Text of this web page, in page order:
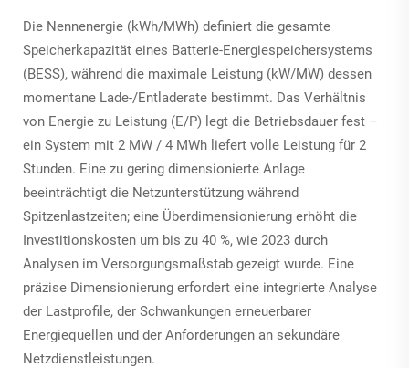
Die Nennenergie (kWh/MWh) definiert die gesamte
Speicherkapazität eines Batterie-Energiespeichersystems
(BESS), während die maximale Leistung (kW/MW) dessen
momentane Lade-/Entladerate bestimmt. Das Verhältnis
von Energie zu Leistung (E/P) legt die Betriebsdauer fest –
ein System mit 2 MW / 4 MWh liefert volle Leistung für 2
Stunden. Eine zu gering dimensionierte Anlage
beeinträchtigt die Netzunterstützung während
Spitzenlastzeiten; eine Überdimensionierung erhöht die
Investitionskosten um bis zu 40 %, wie 2023 durch
Analysen im Versorgungsmaßstab gezeigt wurde. Eine
präzise Dimensionierung erfordert eine integrierte Analyse
der Lastprofile, der Schwankungen erneuerbarer
Energiequellen und der Anforderungen an sekundäre
Netzdienstleistungen.